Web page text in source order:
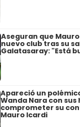
Aseguran que
nuevo club tras su
Galatasaray: "Está
Apareció un
Wanda Nara con
comprometer su
Mauro Icardi